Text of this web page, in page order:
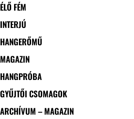
ÉLŐ FÉM
INTERJÚ
HANGERŐMŰ
MAGAZIN
HANGPRÓBA
GYŰJTŐI CSOMAGOK
ARCHÍVUM – MAGAZIN